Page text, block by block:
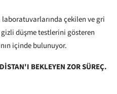
laboratuvarlarında çekilen ve gri
düşme testlerini gösteren
içinde bulunuyor.
BEKLEYEN ZOR SÜREÇ.